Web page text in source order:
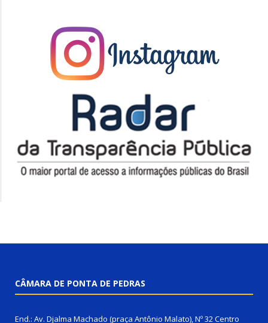
CÂMARA DE PONTA DE PEDRAS
End.: Av. Djalma Machado (praça Antônio Malato), Nº 32 Centro